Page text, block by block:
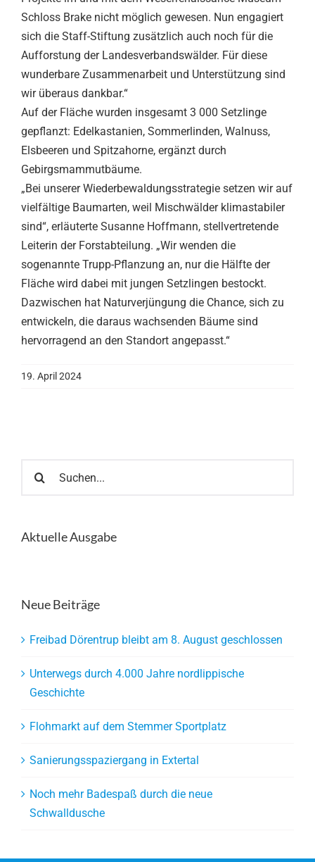
Schloss Brake nicht möglich gewesen. Nun engagiert
sich die Staff-Stiftung zusätzlich auch noch für die
Aufforstung der Landesverbandswälder. Für diese
wunderbare Zusammenarbeit und Unterstützung sind
wir überaus dankbar.“
Auf der Fläche wurden insgesamt 3 000 Setzlinge
gepflanzt: Edelkastanien, Sommerlinden, Walnuss,
Elsbeeren und Spitzahorne, ergänzt durch
Gebirgsmammutbäume.
„Bei unserer Wiederbewaldungsstrategie setzen wir auf
vielfältige Baumarten, weil Mischwälder klimastabiler
sind“, erläuterte Susanne Hoffmann, stellvertretende
Leiterin der Forstabteilung. „Wir wenden die
sogenannte Trupp-Pflanzung an, nur die Hälfte der
Fläche wird dabei mit jungen Setzlingen bestockt.
Dazwischen hat Naturverjüngung die Chance, sich zu
entwickeln, die daraus wachsenden Bäume sind
hervorragend an den Standort angepasst.“
19. April 2024
nach:
Aktuelle Ausgabe
Neue Beiträge
Freibad Dörentrup bleibt am 8. August geschlossen
Unterwegs durch 4.000 Jahre nordlippische
Geschichte
Flohmarkt auf dem Stemmer Sportplatz
Sanierungsspaziergang in Extertal
Noch mehr Badespaß durch die neue
Schwalldusche